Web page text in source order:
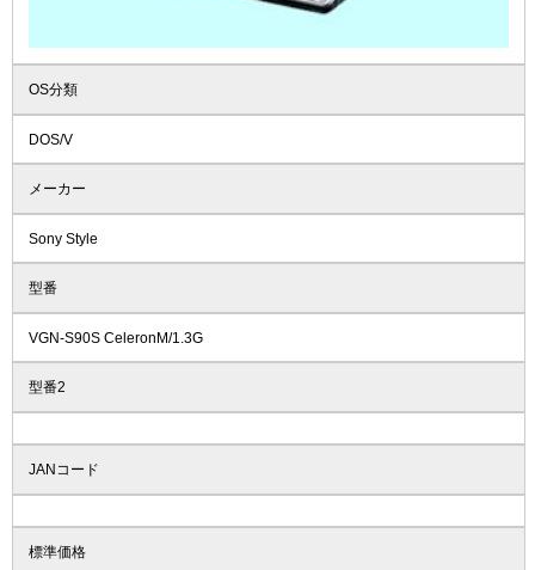
OS分類
DOS/V
メーカー
Sony Style
型番
VGN-S90S CeleronM/1.3G
型番2
JANコード
標準価格